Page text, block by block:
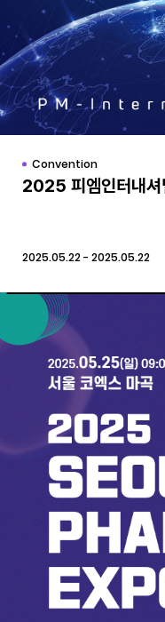
Convention
2025 피엠인터내셔
2025.05.22 - 2025.05.22